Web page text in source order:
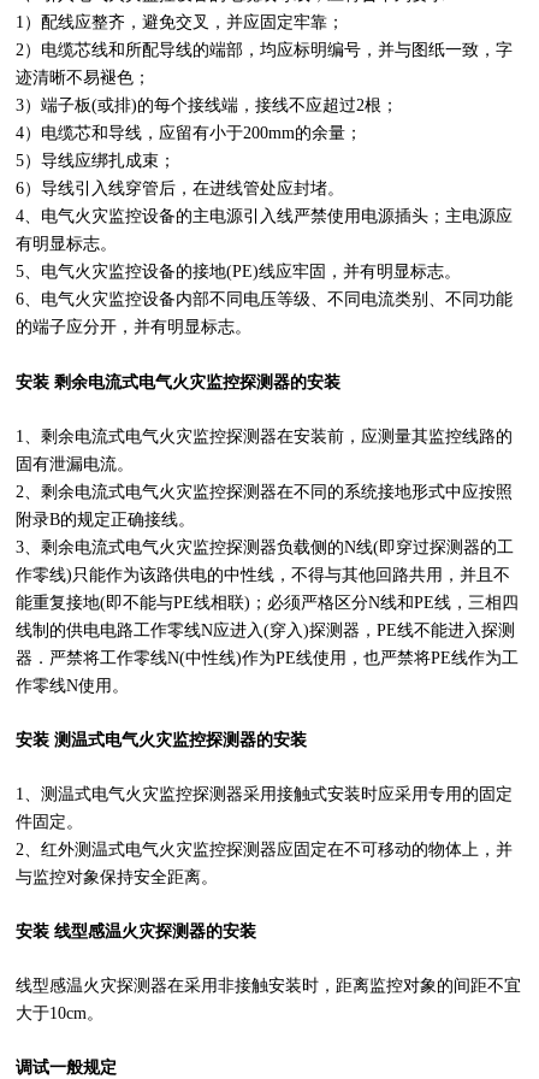
1）配线应整齐，避免交叉，并应固定牢靠；
2）电缆芯线和所配导线的端部，均应标明编号，并与图纸一致，字
迹清晰不易褪色；
3）端子板(或排)的每个接线端，接线不应超过2根；
4）电缆芯和导线，应留有小于200mm的余量；
5）导线应绑扎成束；
6）导线引入线穿管后，在进线管处应封堵。
4、电气火灾监控设备的主电源引入线严禁使用电源插头；主电源应
有明显标志。
5、电气火灾监控设备的接地(PE)线应牢固，并有明显标志。
6、电气火灾监控设备内部不同电压等级、不同电流类别、不同功能
的端子应分开，并有明显标志。
安装 剩余电流式电气火灾监控探测器的安装
1、剩余电流式电气火灾监控探测器在安装前，应测量其监控线路的
固有泄漏电流。
2、剩余电流式电气火灾监控探测器在不同的系统接地形式中应按照
附录B的规定正确接线。
3、剩余电流式电气火灾监控探测器负载侧的N线(即穿过探测器的工
作零线)只能作为该路供电的中性线，不得与其他回路共用，并且不
能重复接地(即不能与PE线相联)；必须严格区分N线和PE线，三相四
线制的供电电路工作零线N应进入(穿入)探测器，PE线不能进入探测
器．严禁将工作零线N(中性线)作为PE线使用，也严禁将PE线作为工
作零线N使用。
安装 测温式电气火灾监控探测器的安装
1、测温式电气火灾监控探测器采用接触式安装时应采用专用的固定
件固定。
2、红外测温式电气火灾监控探测器应固定在不可移动的物体上，并
与监控对象保持安全距离。
安装 线型感温火灾探测器的安装
线型感温火灾探测器在采用非接触安装时，距离监控对象的间距不宜
大于10cm。
调试一般规定